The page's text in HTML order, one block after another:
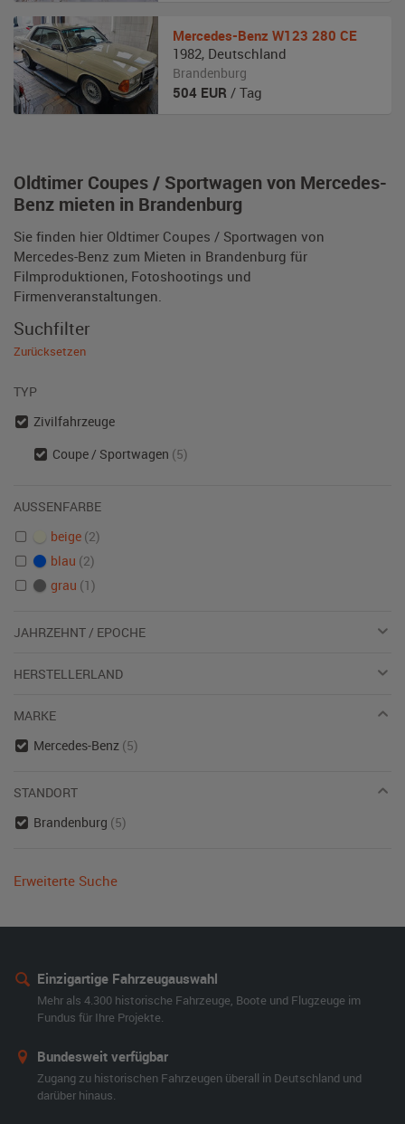
Oldtimer Coupes / Sportwagen von Mercedes-
Benz mieten in Brandenburg
Sie finden hier Oldtimer Coupes / Sportwagen von
Mercedes-Benz zum Mieten in Brandenburg für
Filmproduktionen, Fotoshootings und
Firmenveranstaltungen.
Mercedes-Benz W123 280 CE
1982, Deutschland
Brandenburg
504 EUR / Tag
Suchfilter
Zurücksetzen
TYP
Zivilfahrzeuge
Coupe / Sportwagen (5)
AUSSENFARBE
beige (2)
blau (2)
grau (1)
JAHRZEHNT / EPOCHE
HERSTELLERLAND
MARKE
Mercedes-Benz (5)
STANDORT
Brandenburg (5)
Erweiterte Suche
Einzigartige Fahrzeugauswahl
Mehr als 4.300 historische Fahrzeuge, Boote und Flugzeuge im
Fundus für Ihre Projekte.
Bundesweit verfügbar
Zugang zu historischen Fahrzeugen überall in Deutschland und
darüber hinaus.